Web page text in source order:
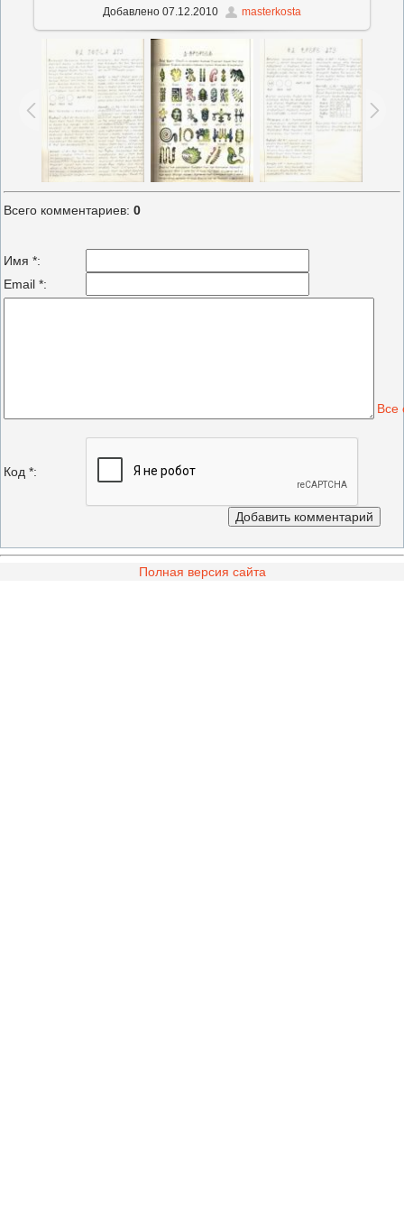
Добавлено 07.12.2010 masterkosta
Всего комментариев: 0
Имя *:
Email *:
Все
Код *:
Полная версия сайта